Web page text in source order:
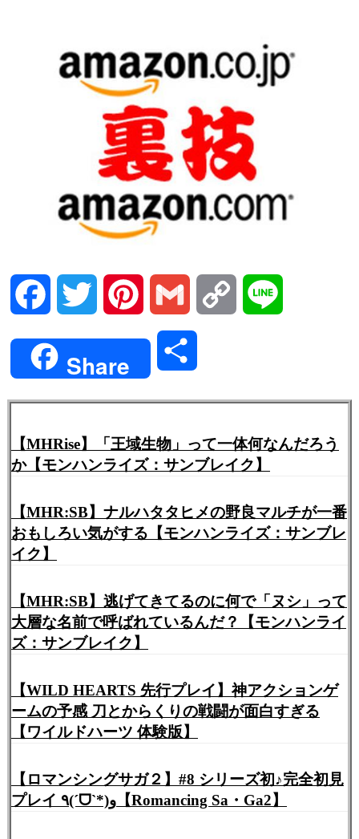
Facebook Twitter Pinterest Gmail Copy
Share
【MHRise】「王域生物」って一体何なんだろう
か【モンハンライズ：サンブレイク】
【MHR:SB】ナルハタタヒメの野良マルチが一番
おもしろい気がする【モンハンライズ：サンブレ
イク】
【MHR:SB】逃げてきてるのに何で「ヌシ」って
大層な名前で呼ばれているんだ？【モンハンライ
ズ：サンブレイク】
【WILD HEARTS 先行プレイ】神アクションゲ
ームの予感 刀とからくりの戦闘が面白すぎる
【ワイルドハーツ 体験版】
【ロマンシングサガ２】#8 シリーズ初♪完全初見
プレイ ٩(ˊᗜˋ*)و【Romancing Sa・Ga2】